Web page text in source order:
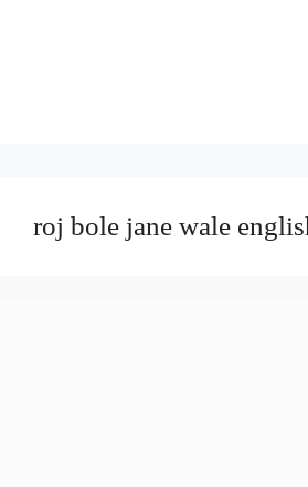
roj bole jane wale